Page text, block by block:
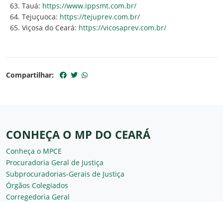
Tauá: https://www.ippsmt.com.br/
Tejuçuoca: https://tejuprev.com.br/
Viçosa do Ceará: https://vicosaprev.com.br/
Compartilhar:
CONHEÇA O MP DO CEARÁ
Conheça o MPCE
Procuradoria Geral de Justiça
Subprocuradorias-Gerais de Justiça
Órgãos Colegiados
Corregedoria Geral